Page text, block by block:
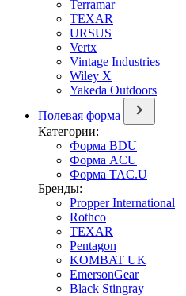
Terramar
TEXAR
URSUS
Vertx
Vintage Industries
Wiley X
Yakeda Outdoors
Полевая форма
Категории:
Форма BDU
Форма ACU
Форма TAC.U
Бренды:
Propper International
Rothco
TEXAR
Pentagon
KOMBAT UK
EmersonGear
Black Stingray